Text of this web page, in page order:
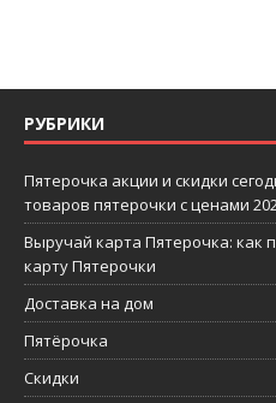
РУБРИКИ
Пятерочка акции и скидки
товаров пятерочки с ценами
Выручай карта Пятерочка: как
карту Пятерочки
Доставка на дом
Пятёрочка
Скидки